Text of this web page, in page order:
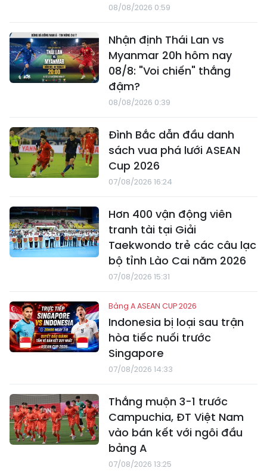
08/08/2026 0:59
Nhận định Thái Lan vs
Myanmar 20h hôm nay
08/8: "Voi chiến" thắng
đậm?
08/08/2026 0:39
Đình Bắc dẫn đầu danh
sách vua phá lưới ASEAN
Cup 2026
07/08/2026 16:24
Hơn 400 vận động viên
tranh tài tại Giải
Taekwondo trẻ các câu lạc
bộ tỉnh Lào Cai năm 2026
07/08/2026 15:31
Bảng A ASEAN CUP 2026
Indonesia bị loại sau trận
hòa tiếc nuối trước
Singapore
07/08/2026 14:33
Thắng muộn 3-1 trước
Campuchia, ĐT Việt Nam
vào bán kết với ngôi đầu
bảng A
07/08/2026 13:25